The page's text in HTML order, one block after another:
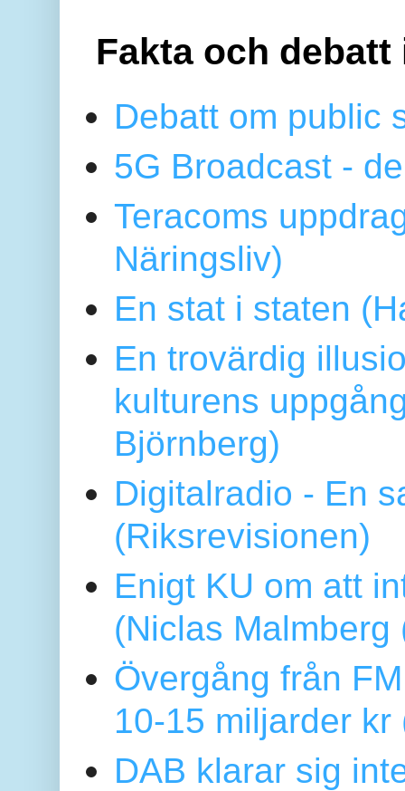
Fakta och debatt
Debatt om public
5G Broadcast -
Teracoms
Näringsliv)
En stat i staten
En trovärdig
kulturens
Björnberg)
Digitalradio - En
(Riksrevisionen)
Enigt KU om att
(Niclas
Övergång från
10-15 miljarder kr
DAB klarar sig